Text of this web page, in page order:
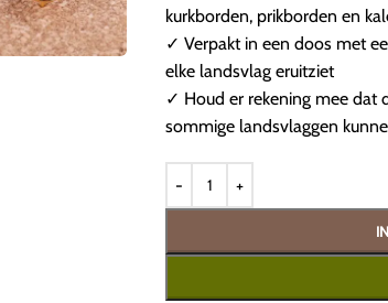
kurkborden, prikborden en
✓ Verpakt in een doos met
elke landsvlag eruitziet
✓ Houd er rekening mee dat
sommige landsvlaggen